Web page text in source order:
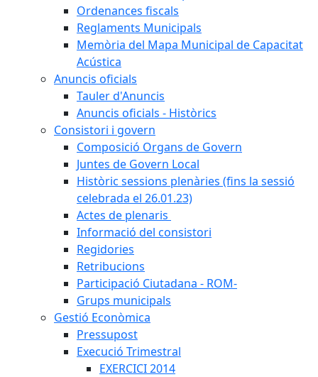
Ordenances fiscals
Reglaments Municipals
Memòria del Mapa Municipal de Capacitat
Acústica
Anuncis oficials
Tauler d'Anuncis
Anuncis oficials - Històrics
Consistori i govern
Composició Organs de Govern
Juntes de Govern Local
Històric sessions plenàries (fins la sessió
celebrada el 26.01.23)
Actes de plenaris
Informació del consistori
Regidories
Retribucions
Participació Ciutadana - ROM-
Grups municipals
Gestió Econòmica
Pressupost
Execució Trimestral
EXERCICI 2014